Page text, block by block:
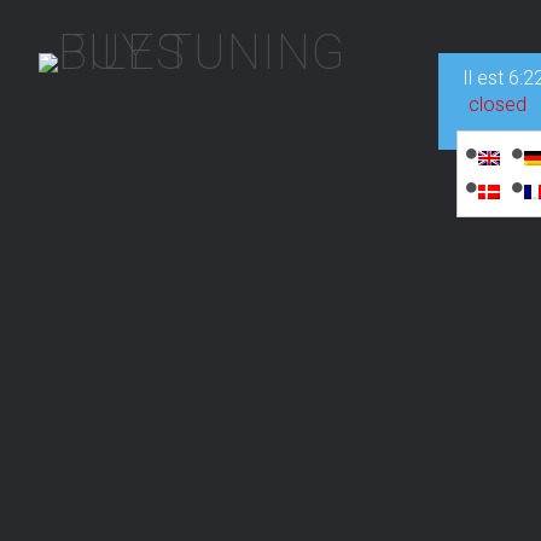
Il est
closed